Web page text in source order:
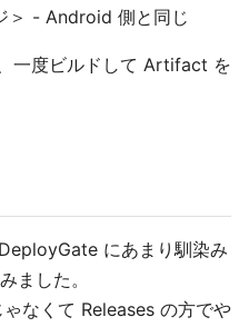
＞ - Android 側と同じ
一度ビルドして Artifact を
にあまり馴染み
ました。
なくて Releases の方でや